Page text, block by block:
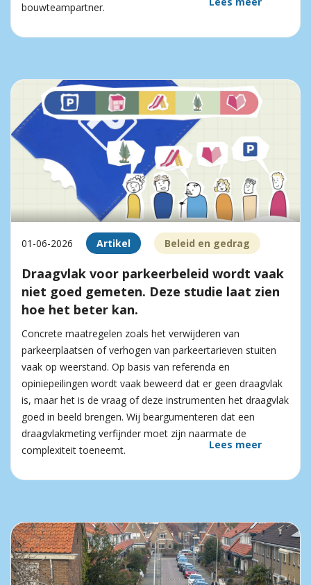
bouwteampartner.
01-06-2026 Artikel Beleid en gedrag
Draagvlak voor parkeerbeleid wordt vaak
niet goed gemeten. Deze studie laat zien
hoe het beter kan.
Concrete maatregelen zoals het verwijderen van
parkeerplaatsen of verhogen van parkeertarieven stuiten
vaak op weerstand. Op basis van referenda en
opiniepeilingen wordt vaak beweerd dat er geen draagvlak
is, maar het is de vraag of deze instrumenten het draagvlak
goed in beeld brengen. Wij beargumenteren dat een
draagvlakmeting verfijnder moet zijn naarmate de
complexiteit toeneemt.
Lees meer